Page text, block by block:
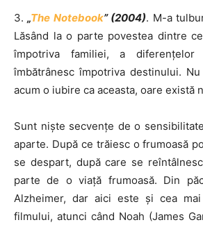
3.„The Notebook” (2004). M-a
Lăsând la o parte povestea dintre
împotriva familiei, a
îmbătrânesc împotriva destinului.
acum o iubire ca aceasta, oare există
Sunt nişte secvenţe de o
aparte. După ce trăiesc o frumoasă
se despart, după care se
parte de o viaţă frumoasă. Din
Alzheimer, dar aici este şi cea
filmului, atunci când Noah (James